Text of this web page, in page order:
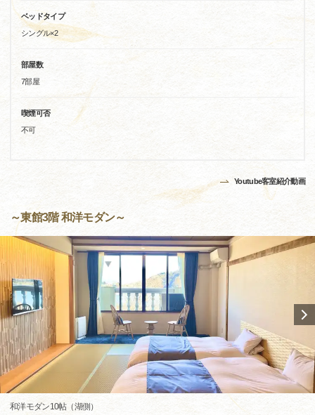
ベッドタイプ
シングル×2
部屋数
7部屋
喫煙可否
不可
Youtube客室紹介動画
～東館3階 和洋モダン～
和洋モダン10帖（湖側）